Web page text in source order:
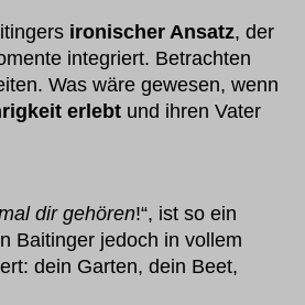
ironischer Ansatz, der
integriert. Betrachten
Was wäre gewesen, wenn
erlebt und ihren Vater
dir gehören!“, ist so ein
Baitinger jedoch in vollem
dein Garten, dein Beet,